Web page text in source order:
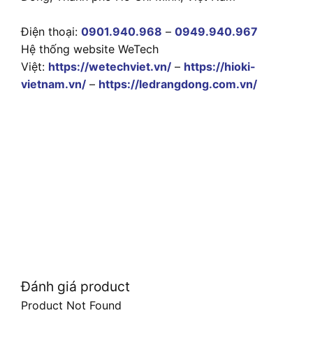
Điện thoại: 0901.940.968 – 0949.940.967
Hệ thống website WeTech
Việt: https://wetechviet.vn/ – https://hioki-
vietnam.vn/ – https://ledrangdong.com.vn/
Đánh giá product
Product Not Found